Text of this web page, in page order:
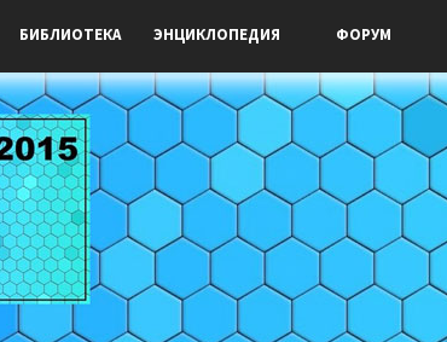
БИБЛИОТЕКА ЭНЦИКЛОПЕДИЯ ФОРУМ